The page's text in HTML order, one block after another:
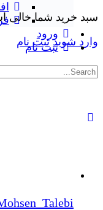
خرید شما خالی
شوید ثبت نام
ورود
ثبت نام
Mohsen_Talebi